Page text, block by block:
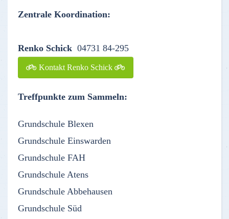
Zentrale Koordination:
Renko Schick 04731 84-295
Kontakt Renko Schick
Treffpunkte zum Sammeln:
Grundschule Blexen
Grundschule Einswarden
Grundschule FAH
Grundschule Atens
Grundschule Abbehausen
Grundschule Süd